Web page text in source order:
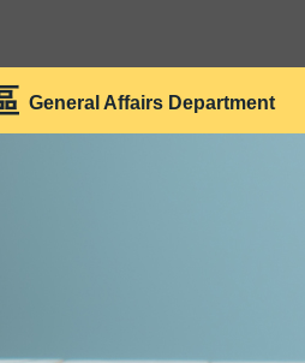
General Affairs Department